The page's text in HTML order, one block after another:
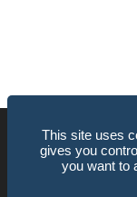
This site uses
gives you
you want to